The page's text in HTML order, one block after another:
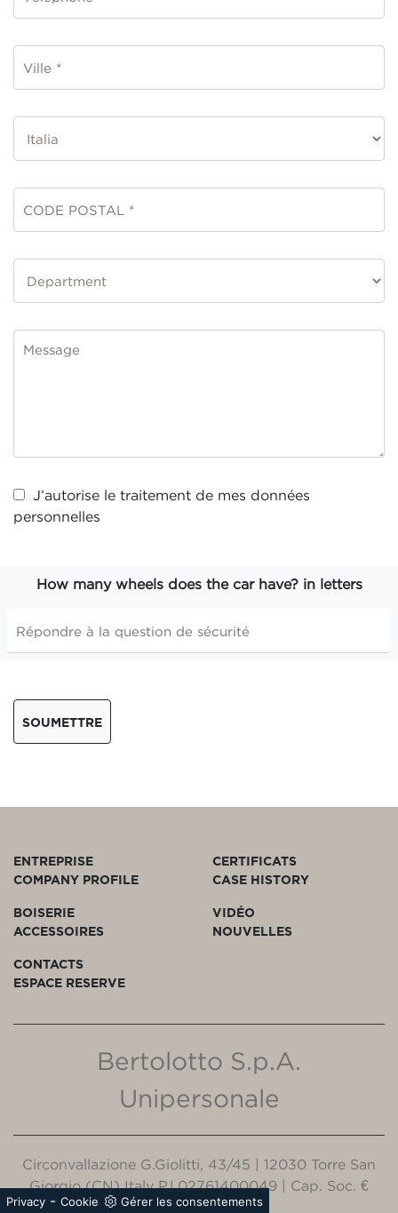
J’autorise le traitement de mes données
personnelles
How many wheels does the car have? in letters
SOUMETTRE
ENTREPRISE
COMPANY PROFILE
CERTIFICATS
CASE HISTORY
BOISERIE
ACCESSOIRES
VIDÉO
NOUVELLES
CONTACTS
ESPACE RESERVE
Bertolotto S.p.A.
Unipersonale
Circonvallazione G.Giolitti, 43/45 | 12030 Torre San
Giorgio (CN) Italy P.I.02761400049 | Cap. Soc. €
5.000.000,00 i.v.
Privacy - Cookie Gérer les consentements